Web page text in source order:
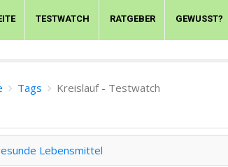
TESTWATCH RATGEBER GEWUSST?
Tags
Kreislauf - Testwatch
Lebensmittel